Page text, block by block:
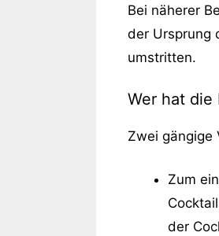
Bei näherer
der Ursprung
umstritten.
Wer hat die
Zwei gängige
Zum
der